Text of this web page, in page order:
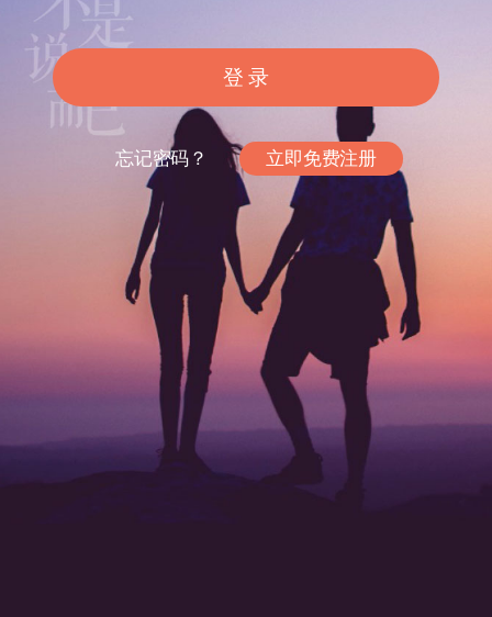
登 录
忘记密码？ 立即免费注册